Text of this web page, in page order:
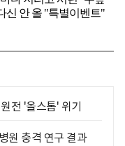
전 '올스톱' 위기
원 충격 연구 결과